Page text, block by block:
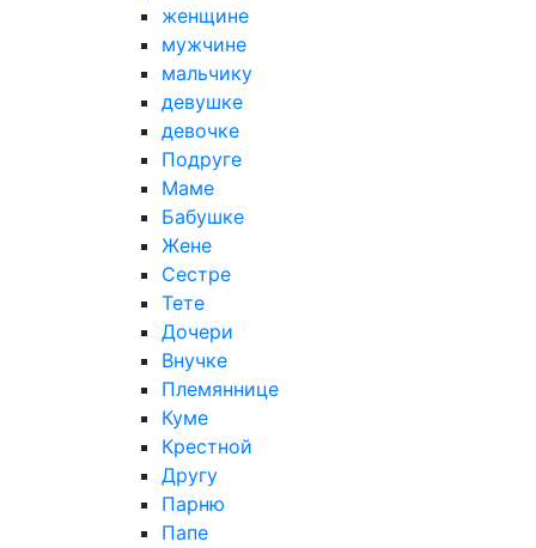
женщине
мужчине
мальчику
девушке
девочке
Подруге
Маме
Бабушке
Жене
Сестре
Тете
Дочери
Внучке
Племяннице
Куме
Крестной
Другу
Парню
Папе